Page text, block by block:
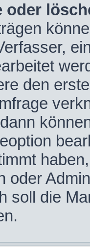
oder
den
oder
soll die